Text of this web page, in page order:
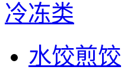
冷冻类
水饺煎饺